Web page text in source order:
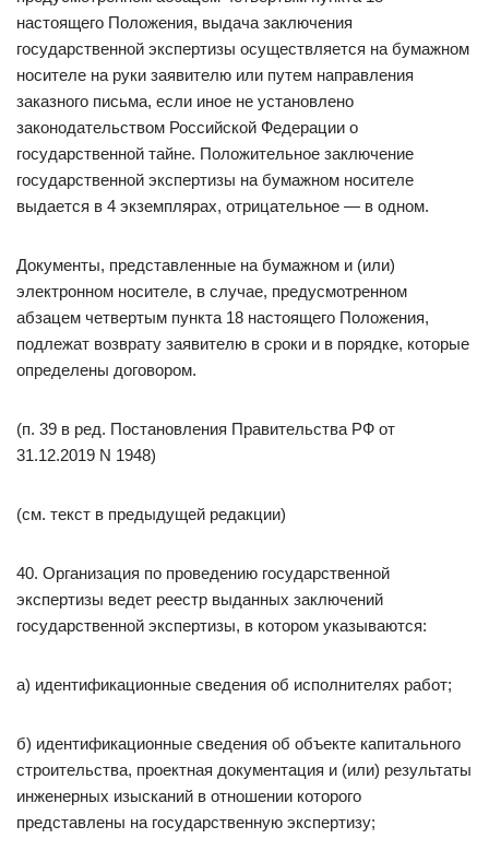
настоящего Положения, выдача заключения
государственной экспертизы осуществляется на бумажном
носителе на руки заявителю или путем направления
заказного письма, если иное не установлено
законодательством Российской Федерации о
государственной тайне. Положительное заключение
государственной экспертизы на бумажном носителе
выдается в 4 экземплярах, отрицательное — в одном.
Документы, представленные на бумажном и (или)
электронном носителе, в случае, предусмотренном
абзацем четвертым пункта 18 настоящего Положения,
подлежат возврату заявителю в сроки и в порядке, которые
определены договором.
(п. 39 в ред. Постановления Правительства РФ от
31.12.2019 N 1948)
(см. текст в предыдущей редакции)
40. Организация по проведению государственной
экспертизы ведет реестр выданных заключений
государственной экспертизы, в котором указываются:
а) идентификационные сведения об исполнителях работ;
б) идентификационные сведения об объекте капитального
строительства, проектная документация и (или) результаты
инженерных изысканий в отношении которого
представлены на государственную экспертизу;